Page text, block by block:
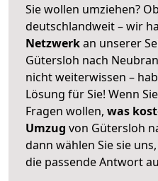
Sie wollen umziehen?
deutschlandweit – wir
Netzwerkan unserer
Gütersloh nach
nicht weiterwissen –
Lösung für Sie! Wenn
Fragen wollen, was
Umzug von Gütersloh
dann wählen Sie sie
die passende Antwort